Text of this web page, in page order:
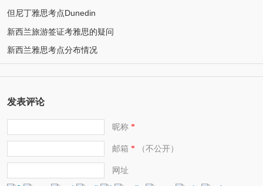
但尼丁雅思考点Dunedin
新西兰旅游签证考雅思的疑问
新西兰雅思考点分布情况
发表评论
昵称*
邮箱 *（不公开）
网址